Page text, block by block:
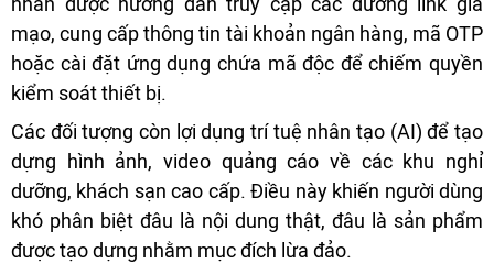
mạo, cung cấp thông tin tài khoản ngân hàng, mã OTP
hoặc cài đặt ứng dụng chứa mã độc để chiếm quyền
kiểm soát thiết bị.
Các đối tượng còn lợi dụng trí tuệ nhân tạo (AI) để tạo
dựng hình ảnh, video quảng cáo về các khu nghỉ
dưỡng, khách sạn cao cấp. Điều này khiến người dùng
khó phân biệt đâu là nội dung thật, đâu là sản phẩm
được tạo dựng nhằm mục đích lừa đảo.